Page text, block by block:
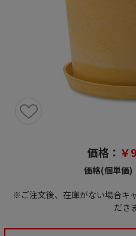
価格： ￥
価格(個単価)
※ご注文後、在庫がない場合キ
だき